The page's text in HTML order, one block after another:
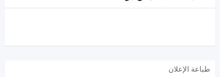
طباعة الإعلان